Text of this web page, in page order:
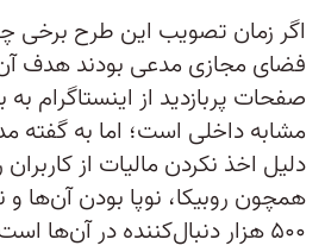
اگر زمان تصویب این طرح
فضای مجازی مدعی بودند هدف آن
صفحات پربازدید از اینستاگرام
مشابه داخلی‌ است؛ اما به گفته
دلیل‌ اخذ نکردن مالیات از
همچون روبیکا، نوپا بودن آن‌ها و
۵۰۰ هزار دنبال‌کننده در آن‌ها است.